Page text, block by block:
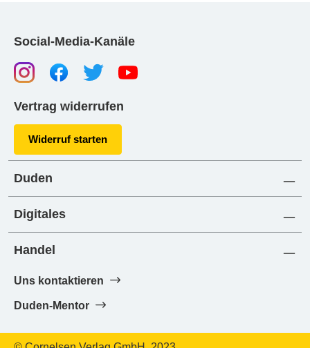
Social-Media-Kanäle
Vertrag widerrufen
Widerruf starten
Duden
Digitales
Handel
Uns kontaktieren
Duden-Mentor